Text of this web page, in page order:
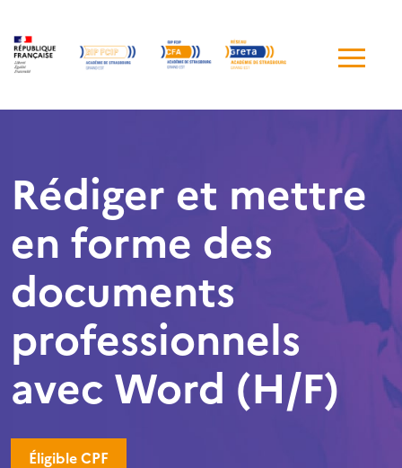
de
Rédiger et mettre
en forme des
documents
professionnels
avec Word (H/F)
Éligible CPF